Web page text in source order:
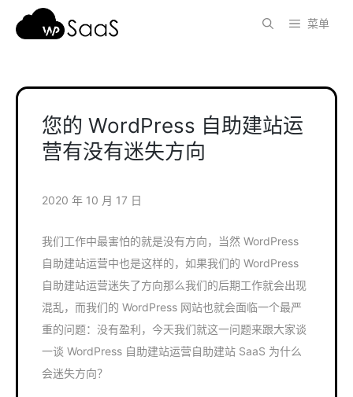
菜单
您的 WordPress 自助建站运
营有没有迷失方向
2020 年 10 月 17 日
我们工作中最害怕的就是没有方向，当然 WordPress
自助建站运营中也是这样的，如果我们的 WordPress
自助建站运营迷失了方向那么我们的后期工作就会出现
混乱，而我们的 WordPress 网站也就会面临一个最严
重的问题：没有盈利，今天我们就这一问题来跟大家谈
一谈 WordPress 自助建站运营自助建站 SaaS 为什么
会迷失方向？